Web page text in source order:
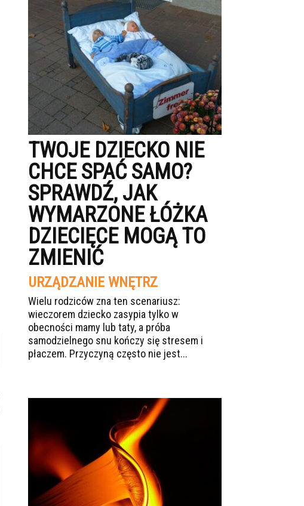
TWOJE DZIECKO NIE
CHCE SPAĆ SAMO?
SPRAWDŹ, JAK
WYMARZONE ŁÓŻKA
DZIECIĘCE MOGĄ TO
ZMIENIĆ
URZĄDZANIE WNĘTRZ
Wielu rodziców zna ten scenariusz:
wieczorem dziecko zasypia tylko w
obecności mamy lub taty, a próba
samodzielnego snu kończy się stresem i
płaczem. Przyczyną często nie jest...